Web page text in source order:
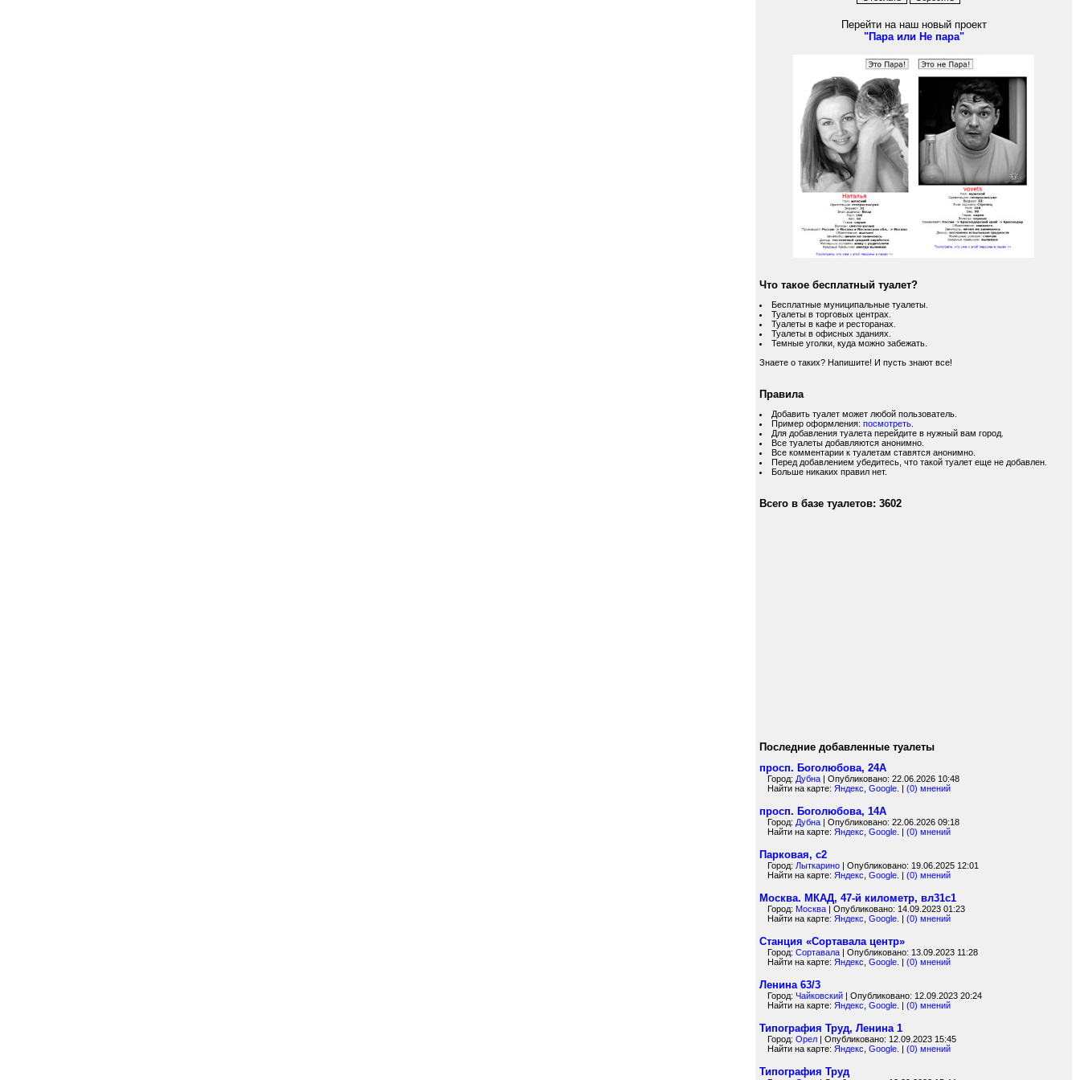
Перейти на наш новый проект
"Пара или Не пара"
Что такое бесплатный туалет?
Бесплатные муниципальные туалеты.
Туалеты в торговых центрах.
Туалеты в кафе и ресторанах.
Туалеты в офисных зданиях.
Темные уголки, куда можно забежать.
Знаете о таких? Напишите! И пусть знают все!
Правила
Добавить туалет может любой пользователь.
Пример оформления: посмотреть.
Для добавления туалета перейдите в нужный вам город.
Все туалеты добавляются анонимно.
Все комментарии к туалетам ставятся анонимно.
Перед добавлением убедитесь, что такой туалет еще не добавлен.
Больше никаких правил нет.
Всего в базе туалетов: 3602
Последние добавленные туалеты
просп. Боголюбова, 24А
Город: Дубна | Опубликовано: 22.06.2026 10:48
Найти на карте: Яндекс Google . | (0) мнений
просп. Боголюбова, 14А
Город: Дубна | Опубликовано: 22.06.2026 09:18
Найти на карте: Яндекс Google . | (0) мнений
Парковая, с2
Город: Лыткарино | Опубликовано: 19.06.2025 12:01
Найти на карте: Яндекс Google . | (0) мнений
Москва. МКАД, 47-й километр, вл31с1
Город: Москва | Опубликовано: 14.09.2023 01:23
Найти на карте: Яндекс Google . | (0) мнений
Станция «Сортавала центр»
Город: Сортавала | Опубликовано: 13.09.2023 11:28
Найти на карте: Яндекс Google . | (0) мнений
Ленина 63/3
Город: Чайковский | Опубликовано: 12.09.2023 20:24
Найти на карте: Яндекс Google . | (0) мнений
Типография Труд, Ленина 1
Город: Орел | Опубликовано: 12.09.2023 15:45
Найти на карте: Яндекс Google . | (0) мнений
Типография Труд